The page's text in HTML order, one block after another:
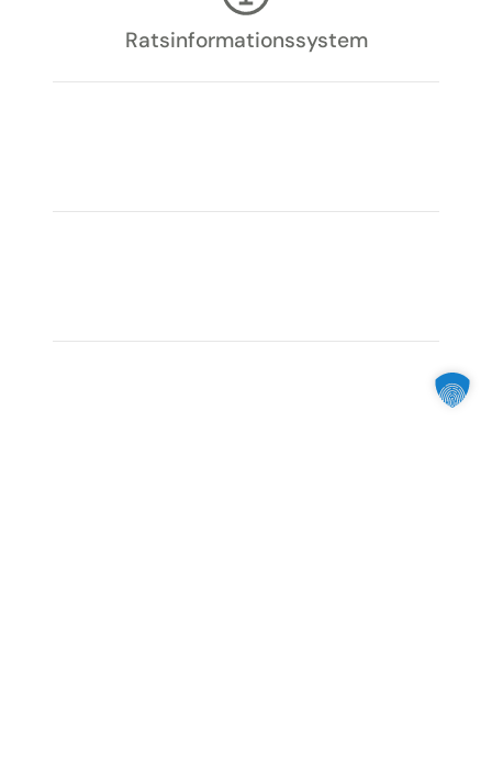
Rats­informations­system